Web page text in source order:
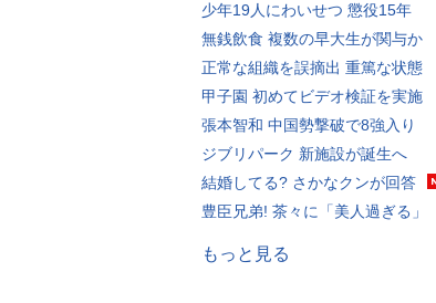
少年19人にわいせつ 懲役15年
無銭飲食 複数の早大生が関与か
正常な組織を誤摘出 重篤な状態
甲子園 初めてビデオ検証を実施
張本智和 中国勢撃破で8強入り
ジブリパーク 新施設が誕生へ
結婚してる? さかなクンが回答
豊臣兄弟! 茶々に「美人過ぎる」
もっと見る